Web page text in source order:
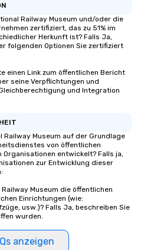
Railway Museum und/oder die
zertifiziert, das zu 51% im
Herkunft ist? Falls Ja,
folgenden Optionen Sie zertifiziert
einen Link zum öffentlichen Bericht
seine Verpflichtungen und
und Integration
Railway Museum auf der Grundlage
von öffentlichen
entwickelt? Falls ja,
zur Entwicklung dieser
Museum die öffentlichen
Einrichtungen (wie:
usw.)? Falls Ja, beschreiben Sie
wurden.
anzeigen